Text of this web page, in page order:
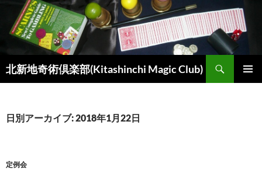
へ
ッ
北新地奇術倶楽部(Kitashinchi Magic Club)
検
索
日別アーカイブ: 2018年1月22日
定例会